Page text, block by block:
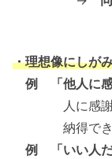
深層心
・理想像にしが
例 「他人に
人に感謝さ
納得できる
例 「いい人